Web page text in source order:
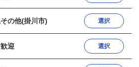
の他(掛川市) 選択
迎 選択